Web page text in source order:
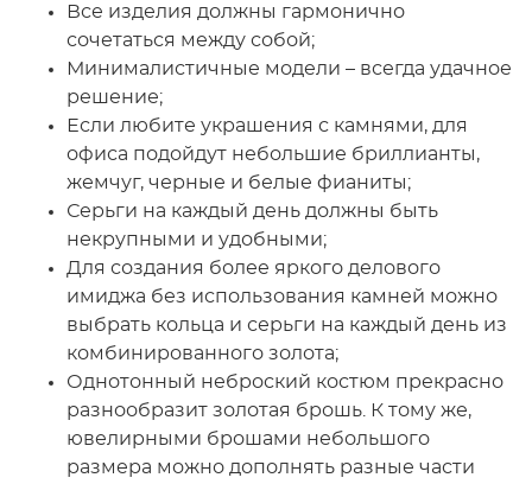
Все изделия должны гармонично
сочетаться между собой;
Минималистичные модели – всегда удачное
решение;
Если любите украшения с камнями, для
офиса подойдут небольшие бриллианты,
жемчуг, черные и белые фианиты;
Серьги на каждый день должны быть
некрупными и удобными;
Для создания более яркого делового
имиджа без использования камней можно
выбрать кольца и серьги на каждый день из
комбинированного золота;
Однотонный неброский костюм прекрасно
разнообразит золотая брошь. К тому же,
ювелирными брошами небольшого
размера можно дополнять разные части